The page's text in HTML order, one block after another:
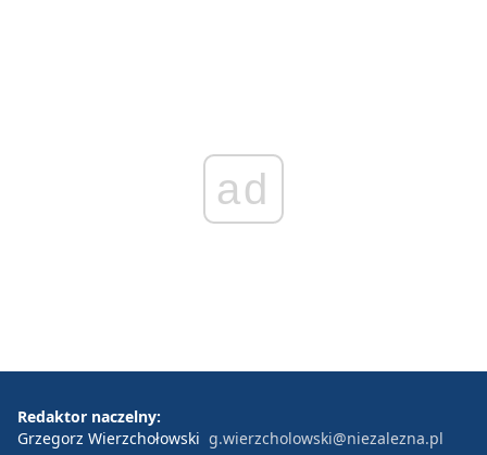
ad
Redaktor naczelny:
Grzegorz Wierzchołowski g.wierzcholowski@niezalezna.pl